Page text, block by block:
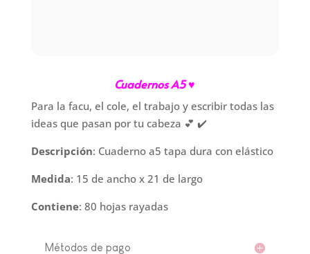
Cuadernos A5 ♥
Para la facu, el cole, el trabajo y escribir todas las
ideas que pasan por tu cabeza 💕 ✔️
Descripción: Cuaderno a5 tapa dura con elástico
Medida: 15 de ancho x 21 de largo
Contiene: 80 hojas rayadas
Métodos de pago